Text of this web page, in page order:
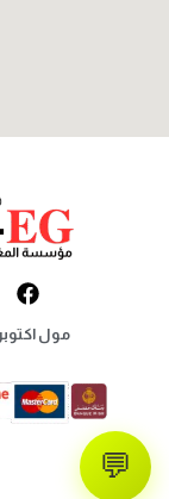
مول اكتوبر
💬